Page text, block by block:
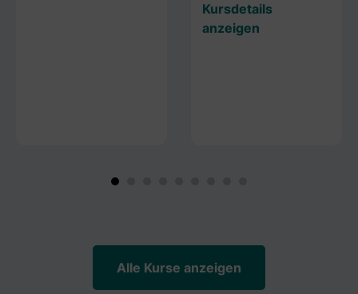
Kursdetails
anzeigen
Alle Kurse anzeigen